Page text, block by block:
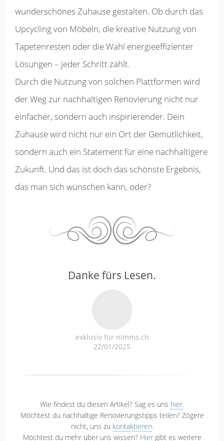
wunderschönes Zuhause gestalten. Ob durch das
Upcycling von Möbeln, die kreative Nutzung von
Tapetenresten oder die Wahl energieeffizienter
Lösungen – jeder Schritt zählt.
Durch die Nutzung von solchen Plattformen wird
der Weg zur nachhaltigen Renovierung nicht nur
einfacher, sondern auch inspirierender. Dein
Zuhause wird nicht nur ein Ort der Gemütlichkeit,
sondern auch ein Statement für eine nachhaltigere
Zukunft. Und das ist doch das schönste Ergebnis,
das man sich wünschen kann, oder?
Danke fürs Lesen.
exklusiv für nimms.ch
22/01/2025
Wie findest du diesen Artikel? Sag es uns hier.
Möchtest du nachhaltige Renovierungstipps teilen? Zögere
nicht, uns zu kontaktieren.
Möchtest du mehr über uns wissen? Hiergibt es weitere